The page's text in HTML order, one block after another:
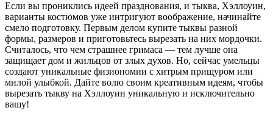
Если вы прониклись идеей празднования, и тыква, Хэллоуин,
варианты костюмов уже интригуют воображение, начинайте
смело подготовку. Первым делом купите тыквы разной
формы, размеров и приготовьтесь вырезать на них мордочки.
Считалось, что чем страшнее гримаса — тем лучше она
защищает дом и жильцов от злых духов. Но, сейчас умельцы
создают уникальные физиономии с хитрым прищуром или
милой улыбкой. Дайте волю своим креативным идеям, чтобы
вырезать тыкву на Хэллоуин уникальную и исключительно
вашу!